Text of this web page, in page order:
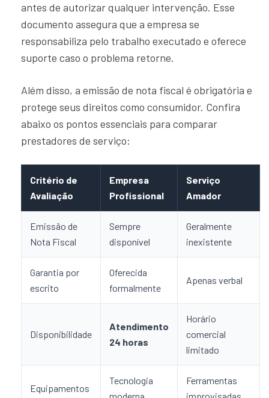
antes de autorizar qualquer intervenção. Esse
documento assegura que a empresa se
responsabiliza pelo trabalho executado e oferece
suporte caso o problema retorne.
Além disso, a emissão de nota fiscal é obrigatória e
protege seus direitos como consumidor. Confira
abaixo os pontos essenciais para comparar
prestadores de serviço:
Critério de
Avaliação
Empresa
Profissional
Serviço
Amador
Emissão de
Nota Fiscal
Sempre
disponível
Geralmente
inexistente
Garantia por
escrito
Oferecida
formalmente
Apenas verbal
Disponibilidade
Atendimento
24 horas
Horário
comercial
limitado
Equipamentos
Tecnologia
Ferramentas